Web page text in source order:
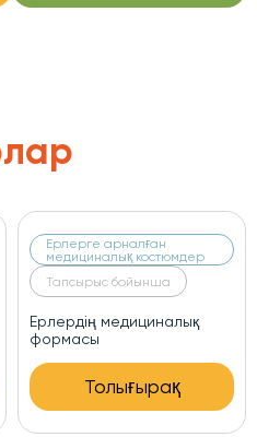
Ерлерге арналған
медициналық костюмдер
Тапсырыс бойынша
Медициналық ерлер
костюмі Хит
Толығырақ